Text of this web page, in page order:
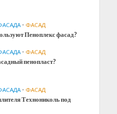
• ФАСАД
Пеноплекс фасад?
• ФАСАД
пенопласт?
• ФАСАД
Технониколь под